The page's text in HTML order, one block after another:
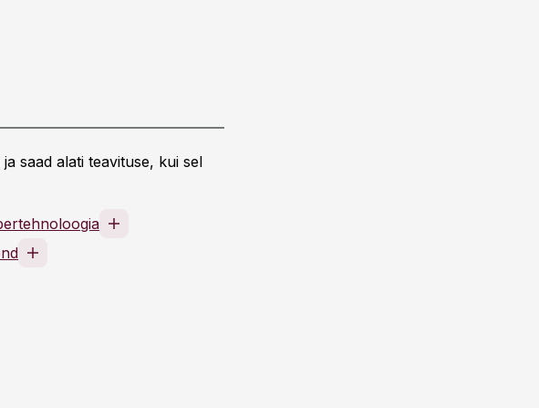
saad alati teavituse, kui sel